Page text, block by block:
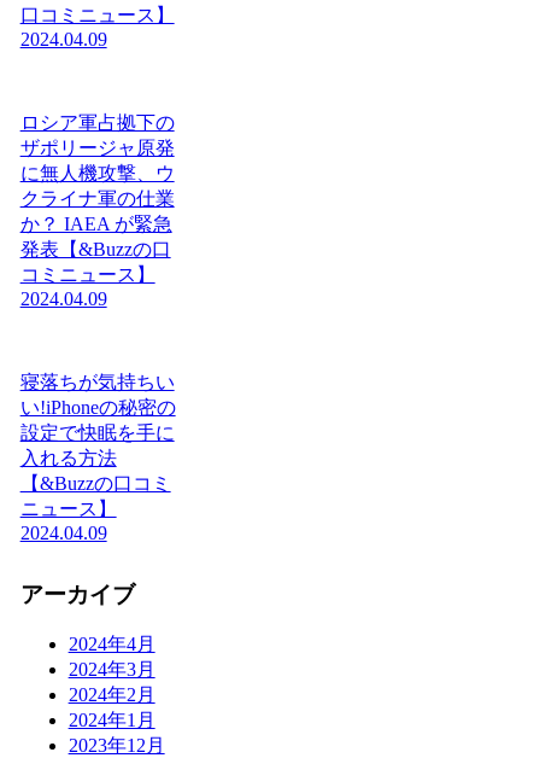
口コミニュース】
2024.04.09
ロシア軍占拠下の
ザポリージャ原発
に無人機攻撃、ウ
クライナ軍の仕業
か？ IAEA が緊急
発表【&Buzzの口
コミニュース】
2024.04.09
寝落ちが気持ちい
い!iPhoneの秘密の
設定で快眠を手に
入れる方法
【&Buzzの口コミ
ニュース】
2024.04.09
アーカイブ
2024年4月
2024年3月
2024年2月
2024年1月
2023年12月